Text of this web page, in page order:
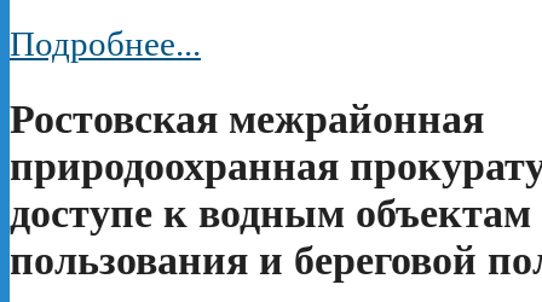
Подробнее...
Ростовская межрайонная
природоохранная
доступе к водным объектам
пользования и береговой